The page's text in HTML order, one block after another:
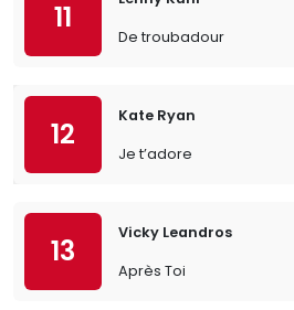
11
De troubadour
12
Kate Ryan
Je t’adore
13
Vicky Leandros
Après Toi